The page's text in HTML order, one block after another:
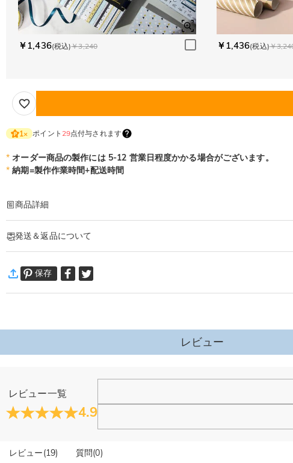
￥1,436(税込)￥3,240 ￥1,436(税込)￥
1× ポイント 29点付与されます
* オーダー商品の製作には 5-12 営業日程度かかる場合がございます。
* 納期=製作作業時間+配送時間
商品詳細
卒業や異動、新たなステージの門出にぴったりな、名前・メッセージ刻印可能なノート
レザー調表紙に名前、誕生花、メッセージなどを刻印でき、使い込むほど味わいが深
単なる文房具ではなく贈り手の想いを託した記念品。使うたび新しい一歩を後押しして
こんなシーンにおすすめ
卒業祝い：新しい門出を祝う、心に残るギフトに
娘さんへのプレゼント：名前入りのノートで、日々の思い出を刻んでほしい時に
先生へのお礼：日々の業務や授業で使える、実用的で個性的な記念品に
発送＆返品について
万一、ご注文商品にご満足いただけない場合は、商品が到着後60日以内に
詳細はこちら
保存
レビュー
レビュー一覧
4.9
レビュー(19) 質問(0)